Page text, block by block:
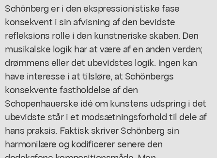
Schönberg er i den ekspressionistiske fase
konsekvent i sin afvisning af den bevidste
refleksions rolle i den kunstneriske skaben. Den
musikalske logik har at være af en anden verden;
drømmens eller det ubevidstes logik. Ingen kan
have interesse i at tilsløre, at Schönbergs
konsekvente fastholdelse af den
Schopenhauerske idé om kunstens udspring i det
ubevidste står i et modsætningsforhold til dele af
hans praksis. Faktisk skriver Schönberg sin
harmonilære og kodificerer senere den